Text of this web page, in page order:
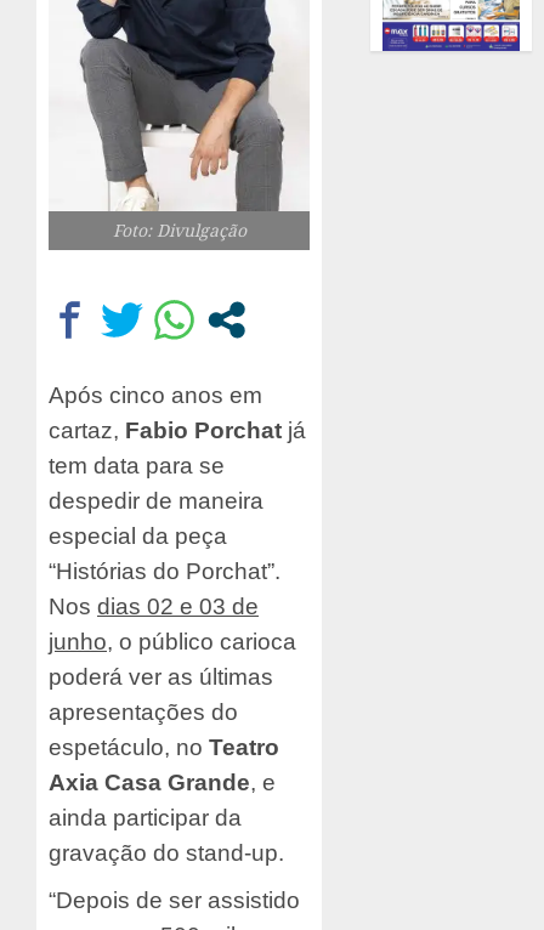
Foto: Divulgação
Após cinco anos em
cartaz, Fabio Porchat já
tem data para se
despedir de maneira
especial da peça
“Histórias do Porchat”.
Nos dias 02 e 03 de
junho, o público carioca
poderá ver as últimas
apresentações do
espetáculo, no Teatro
Axia Casa Grande, e
ainda participar da
gravação do stand-up.
“Depois de ser assistido